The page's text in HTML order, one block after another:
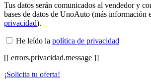
Tus datos serán comunicados al vendedor y
bases de datos de UnoAuto (más información
privacidad).
He leído la política de privacidad
[[ errors.privacidad.message ]]
¡Solicita tu oferta!